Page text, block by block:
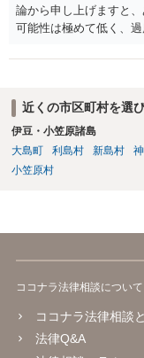
論から申し上げますと
可能性は極めて低く、
は警察の介入を恐れて
取りで「詐欺か」と聞
ンバー総合フリーダイ
きを行う ・万が一に備
に巻き込まれた」と事
すので、今後別のアカ
近くの市区町村を選
伊豆・小笠原諸島
大島町
利島村 新島村
小笠原村
ココナラ法律相談について
ココナラ法律相談
法律Q&A